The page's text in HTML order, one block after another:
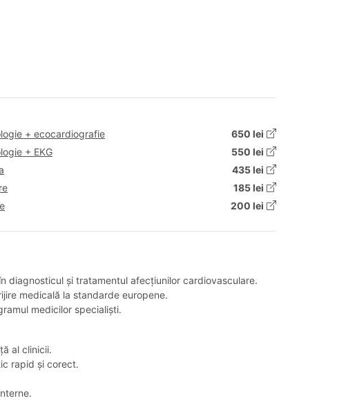
+ ecocardiografie
650 lei
+ EKG
550 lei
435 lei
185 lei
200 lei
diagnosticul și tratamentul afecțiunilor cardiovasculare.
medicală la standarde europene.
medicilor specialiști.
al clinicii.
rapid și corect.